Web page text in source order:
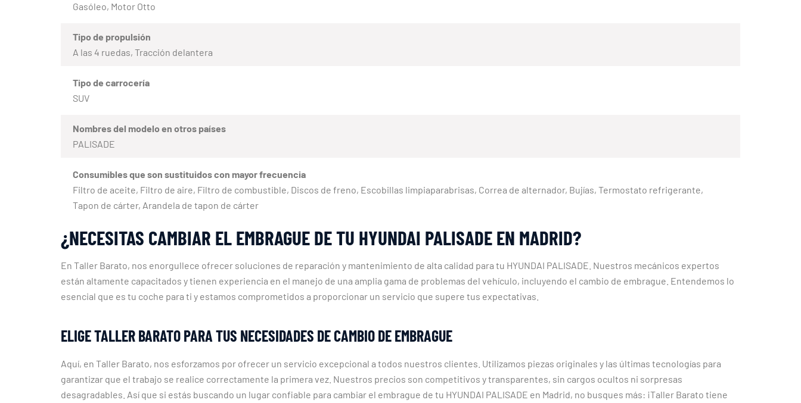
Gasóleo, Motor Otto
Tipo de propulsión
A las 4 ruedas, Tracción delantera
Tipo de carrocería
SUV
Nombres del modelo en otros países
PALISADE
Consumibles que son sustituidos con mayor frecuencia
Filtro de aceite, Filtro de aire, Filtro de combustible, Discos de freno, Escobillas limpiaparabrisas, Correa de alternador, Bujías, Termostato refrigerante,
Tapon de cárter, Arandela de tapon de cárter
¿NECESITAS CAMBIAR EL EMBRAGUE DE TU HYUNDAI PALISADE EN MADRID?
En Taller Barato, nos enorgullece ofrecer soluciones de reparación y mantenimiento de alta calidad para tu HYUNDAI PALISADE. Nuestros mecánicos expertos
están altamente capacitados y tienen experiencia en el manejo de una amplia gama de problemas del vehículo, incluyendo el cambio de embrague. Entendemos lo
esencial que es tu coche para ti y estamos comprometidos a proporcionar un servicio que supere tus expectativas.
ELIGE TALLER BARATO PARA TUS NECESIDADES DE CAMBIO DE EMBRAGUE
Aquí, en Taller Barato, nos esforzamos por ofrecer un servicio excepcional a todos nuestros clientes. Utilizamos piezas originales y las últimas tecnologías para
garantizar que el trabajo se realice correctamente la primera vez. Nuestros precios son competitivos y transparentes, sin cargos ocultos ni sorpresas
desagradables. Así que si estás buscando un lugar confiable para cambiar el embrague de tu HYUNDAI PALISADE en Madrid, no busques más: ¡Taller Barato tiene